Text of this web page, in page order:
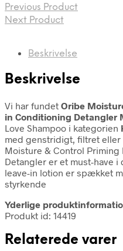
Previous Product
Next Product
Beskrivelse
Beskrivelse
Vi har fundet Oribe
in Conditioning Detangler
Love Shampoo i kategorien
med genstridigt, filtret
Moisture & Control Priming
Detangler er et must-have
leave-in lotion er spækket
styrkende
Yderlige
Produkt id: 14419
Relaterede varer